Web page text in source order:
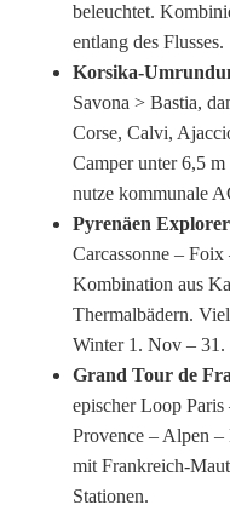
beleuchtet.
entlang des Flusses.
Korsika-
Savona > Bastia,
Corse, Calvi,
Camper unter 6,5 m
nutze kommunale
Pyrenäen
Carcassonne –
Kombination aus
Thermalbädern.
Winter 1. Nov – 31.
Grand Tour de
epischer Loop
Provence – Alpen
mit Frankreich-
Stationen.